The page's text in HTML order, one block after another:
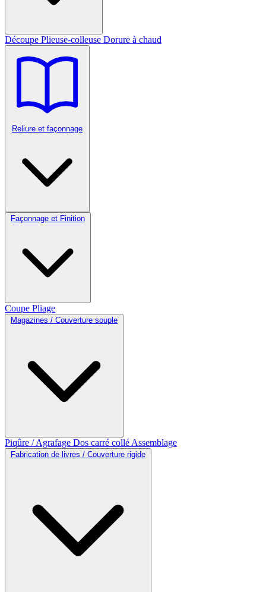
Découpe Plieuse-colleuse Dorure à chaud
Reliure et façonnage
Façonnage et Finition
Coupe Pliage
Magazines / Couverture souple
Piqûre / Agrafage Dos carré collé Assemblage
Fabrication de livres / Couverture rigide